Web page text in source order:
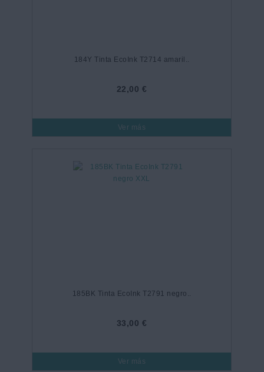
184Y Tinta EcoInk T2714 amaril..
22,00 €
Ver más
185BK Tinta EcoInk T2791 negro..
33,00 €
Ver más